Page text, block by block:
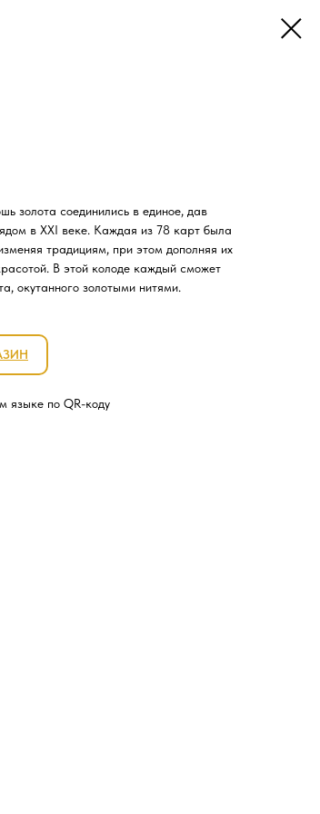
золота соединились в единое, дав
в XXI веке. Каждая из 78 карт была
традициям, при этом дополняя их
В этой колоде каждый сможет
окутанного золотыми нитями.
языке по QR-коду